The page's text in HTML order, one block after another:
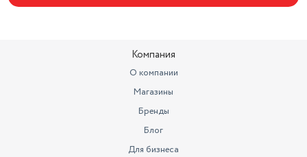
Цвет товара
черный
Русская раскладка
Китай
DDR4
Компания
О компании
Магазины
Бренды
Блог
Для бизнеса